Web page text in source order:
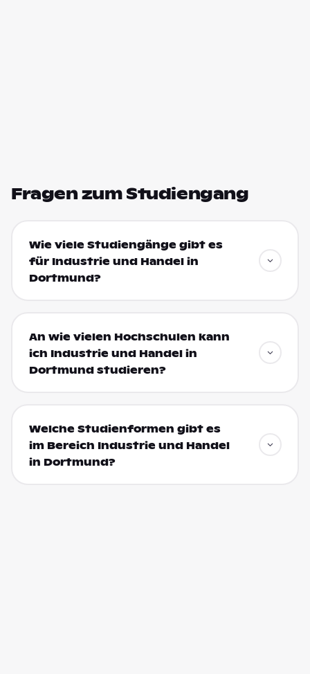
Fragen zum Studiengang
Wie viele Studiengänge gibt es
für Industrie und Handel in
Dortmund?
An wie vielen Hochschulen kann
ich Industrie und Handel in
Dortmund studieren?
Welche Studienformen gibt es
im Bereich Industrie und Handel
in Dortmund?